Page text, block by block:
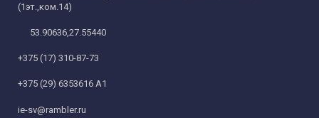
(1эт.,ком.14)
53.90636,27.55440
+375 (17) 310-87-73
+375 (29) 6353616 А1
ie-sv@rambler.ru